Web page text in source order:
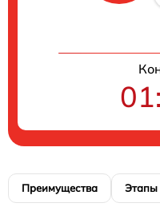
Преимущества Этапы